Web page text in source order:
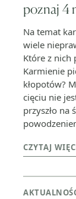
poznaj 4
Na temat
wiele
Które z nich
Karmienie
kłopotów?
cięciu nie
przyszło na
CZYTAJ